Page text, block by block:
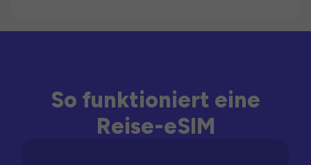
So funktioniert eine
Reise-eSIM